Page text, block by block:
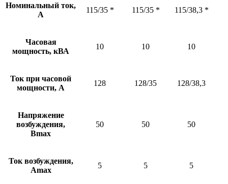
Номинальный ток,
А
115/35 * 115/35 * 115/38,3 *
Часовая
мощность, кВА
10 10 10
Ток при часовой
мощности, А
128 128/35 128/38,3
Напряжение
возбуждения,
Вmax
50 50 50
Ток возбуждения,
Аmax
5 5 5